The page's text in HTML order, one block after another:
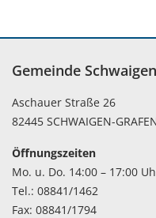
Gemeinde Schwaigen
Aschauer Straße 26
82445 SCHWAIGEN-
Öffnungszeiten
Mo. u. Do. 14:00 – 17:00
Tel.: 08841/1462
Fax: 08841/1794